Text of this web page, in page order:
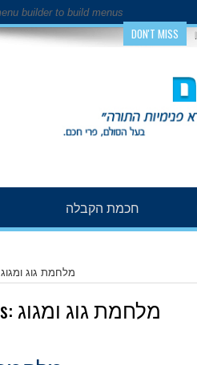
builder to build menus
DON'T MISS
חכמת הקבלה
מלחמת גוג ומגוג
מלחמת גוג ומגוג